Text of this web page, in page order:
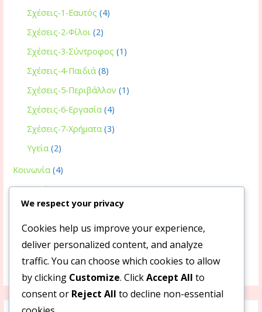
Σχέσεις-1-Εαυτός (4)
Σχέσεις-2-Φίλοι (2)
Σχέσεις-3-Σύντροφος (1)
Σχέσεις-4-Παιδιά (8)
Σχέσεις-5-Περιβάλλον (1)
Σχέσεις-6-Εργασία (4)
Σχέσεις-7-Χρήματα (3)
Υγεία (2)
Κοινωνία (4)
Μουσική(28)
Όμορφα(9)
Πνευματικότητα(7)
Ποίηση(7)
Ταινίες(3)
Search
We respect your privacy
Cookies help us improve your experience,
deliver personalized content, and analyze
traffic. You can choose which cookies to allow
by clicking Customize. ClickAccept All to
consent or Reject All to decline non-essential